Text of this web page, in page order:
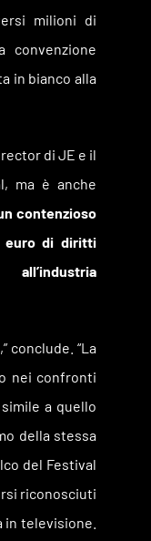
milioni di
convenzione
in bianco alla
di JE e il
ma è anche
contenzioso
euro di diritti
conclude. “La
nei confronti
a quello
della stessa
del Festival
riconosciuti
in televisione.